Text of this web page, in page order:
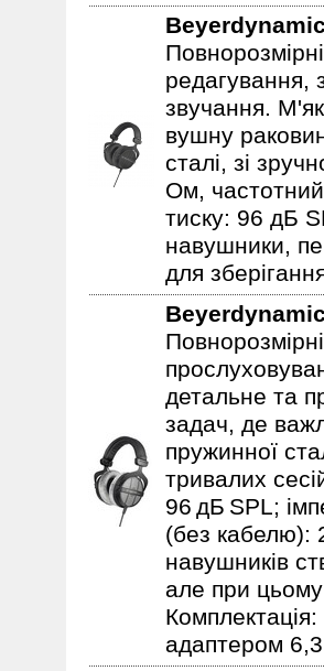
редагування,
звучання.
вушну
сталі, зі
Ом,
тиску: 96 дБ
навушники,
для
детальне та
задач, де
пружинної
тривалих
96 дБ SPL;
(без кабелю):
навушників
але при
адаптером